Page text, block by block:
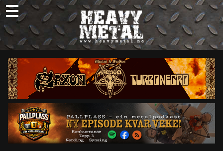
Skip
to
content
Nyheter
Omtaler
Intervjuer
Om oss
Abonner
Søk